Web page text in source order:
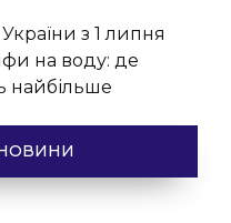
з 1 липня
на воду: де
найбільше